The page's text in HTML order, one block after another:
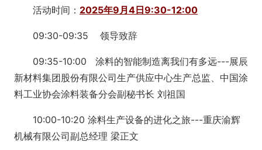
活动时间： 2025年9月4日9:30-12:00
09:30-09:35 领导致辞
09:35-10:00 涂料的智能制造离我们有多远---展辰
新材料集团股份有限公司生产供应中心生产总监、中国涂
料工业协会涂料装备分会副秘书长 刘祖国
10:00-10:20 涂料生产设备的进化之旅---重庆渝辉
机械有限公司副总经理 梁正文